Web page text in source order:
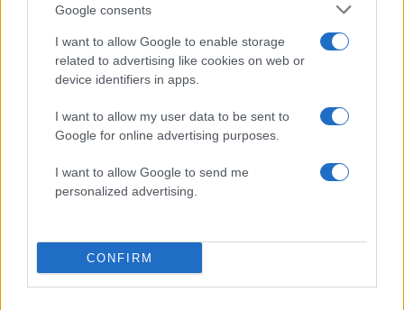
Google consents
I want to allow Google to enable storage
related to advertising like cookies on web or
device identifiers in apps.
I want to allow my user data to be sent to
Google for online advertising purposes.
I want to allow Google to send me
personalized advertising.
CONFIRM
Νομικού
12.03.2026
News
Άννα Πρέλεβιτς – Νικήτας Νομικός:
Βόλτα στα νότια προάστια για το
αγαπημένο ζευγάρι – Φωτογραφίες
News
απρόοπτα γίνονται όμορφες περιπέτειες»
– Τι συνέβη στην Ιταλία